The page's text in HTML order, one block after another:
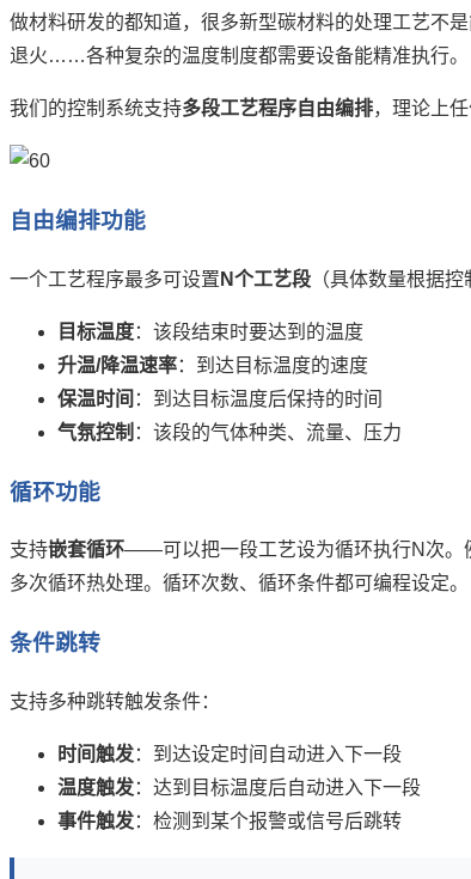
做材料研发的都知道，很多新型碳材料的处理工艺不
退火……各种复杂的温度制度都需要设备能精准执行。
我们的控制系统支持多段工艺程序自由编排，理论上
自由编排功能
一个工艺程序最多可设置 N个工艺段 （具体数量根据
目标温度：该段结束时要达到的温度
升温/降温速率：到达目标温度的速度
保温时间 ：到达目标温度后保持的时间
气氛控制 ：该段的气体种类、流量、压力
循环功能
支持嵌套循环——可以把一段工艺设为循环执行N次
多次循环热处理。循环次数、循环条件都可编程设定。
条件跳转
支持多种跳转触发条件：
时间触发：到达设定时间自动进入下一段
温度触发：达到目标温度后自动进入下一段
事件触发：检测到某个报警或信号后跳转